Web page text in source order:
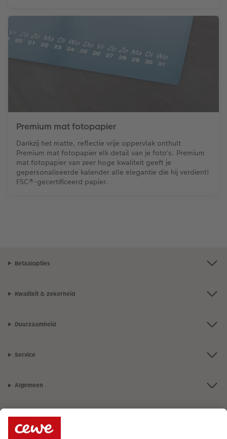
Premium mat fotopapier
Dankzij het matte, reflectie vrije oppervlak onthult
Premium mat fotopapier elk detail van je foto's. Premium
mat fotopapier van zeer hoge kwaliteit geeft je
gepersonaliseerde kalender alle elegantie die hij verdient!
FSC®-gecertificeerd papier.
Betaalopties
Kwaliteit & zekerheid
Duurzaamheid
Service
Algemeen
Assortiment